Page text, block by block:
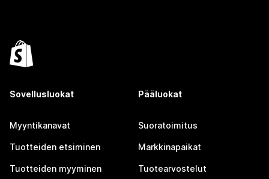
Sovellusluokat
Myyntikanavat
Tuotteiden etsiminen
Tuotteiden myyminen
Pääluokat
Suoratoimitus
Markkinapaikat
Tuotearvostelut